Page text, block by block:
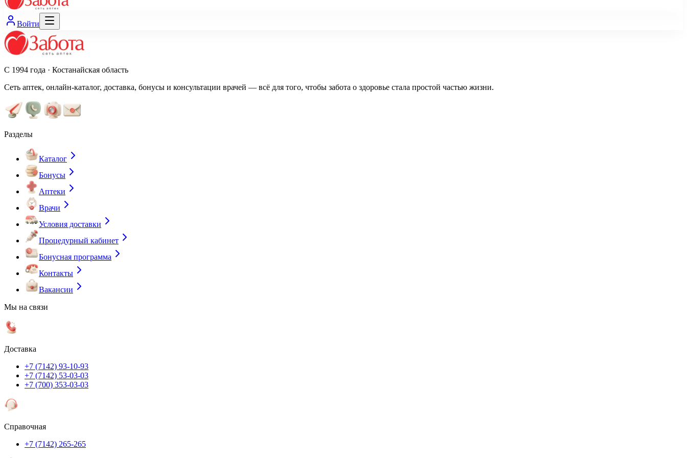
Войти
С 1994 года · Костанайская область
Сеть аптек, онлайн-каталог, доставка, бонусы и консультации врачей — всё для того, чтобы забота о здоровье стала простой частью жизни.
Разделы
Каталог
Бонусы
Аптеки
Врачи
Условия доставки
Процедурный кабинет
Бонусная программа
Контакты
Вакансии
Мы на связи
Доставка
+7 (7142) 93-10-93
+7 (7142) 53-03-03
+7 (700) 353-03-03
Справочная
+7 (7142) 265-265